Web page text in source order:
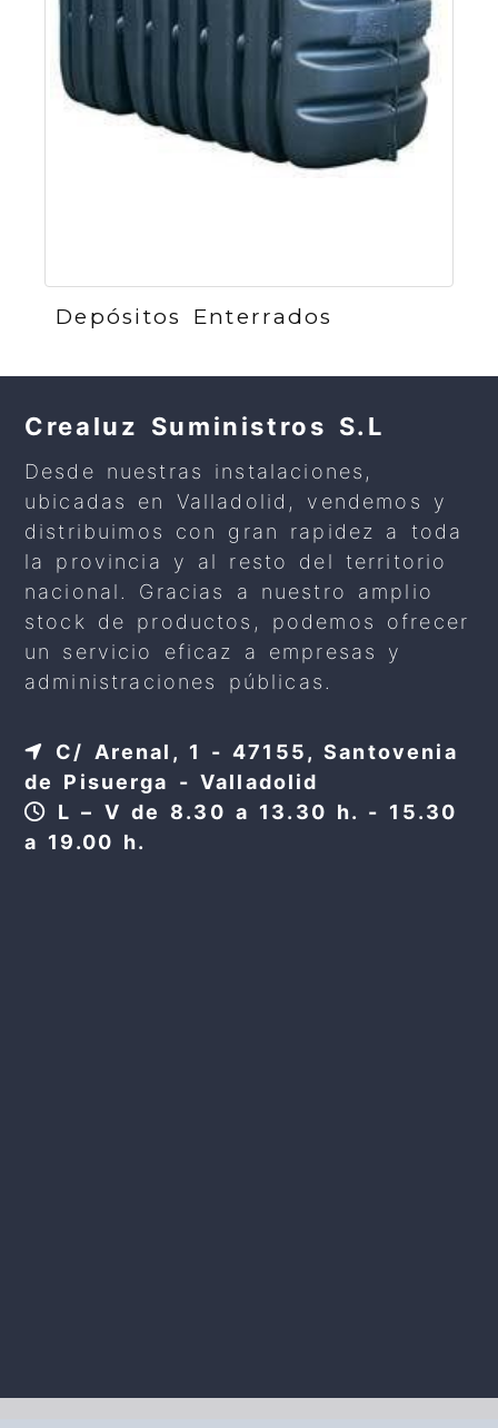
Depósitos Enterrados
Crealuz Suministros S.L
Desde nuestras instalaciones,
ubicadas en Valladolid, vendemos y
distribuimos con gran rapidez a toda
la provincia y al resto del territorio
nacional. Gracias a nuestro amplio
stock de productos, podemos ofrecer
un servicio eficaz a empresas y
administraciones públicas.
C/ Arenal, 1 - 47155, Santovenia
de Pisuerga - Valladolid
L – V de 8.30 a 13.30 h. - 15.30
a 19.00 h.